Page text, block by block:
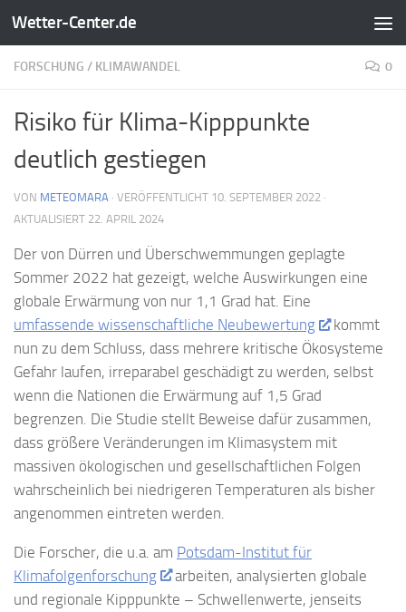
Zum Inhalt springen
Wetter-Center.de
FORSCHUNG / KLIMAWANDEL 0
Risiko für Klima-Kipppunkte
deutlich gestiegen
VON METEOMARA · VERÖFFENTLICHT 10. SEPTEMBER 2022 ·
AKTUALISIERT 22. APRIL 2024
Der von Dürren und Überschwemmungen geplagte
Sommer 2022 hat gezeigt, welche Auswirkungen eine
globale Erwärmung von nur 1,1 Grad hat. Eine
umfassende wissenschaftliche Neubewertung
kommt
nun zu dem Schluss, dass mehrere kritische Ökosysteme
Gefahr laufen, irreparabel geschädigt zu werden, selbst
wenn die Nationen die Erwärmung auf 1,5 Grad
begrenzen. Die Studie stellt Beweise dafür zusammen,
dass größere Veränderungen im Klimasystem mit
massiven ökologischen und gesellschaftlichen Folgen
wahrscheinlich bei niedrigeren Temperaturen als bisher
angenommen eintreten werden.
Die Forscher, die u.a. am Potsdam-Institut für
Klimafolgenforschung
arbeiten, analysierten globale
und regionale Kipppunkte – Schwellenwerte, jenseits